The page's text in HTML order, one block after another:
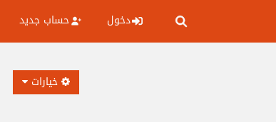
دخول حساب جديد
خيارات